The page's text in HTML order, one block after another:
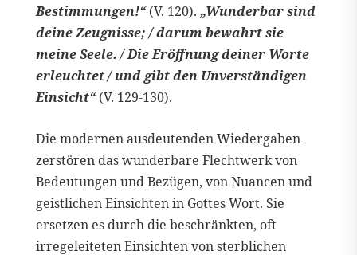
Bestimmungen!“ (V. 120). „Wunderbar sind
deine Zeugnisse; / darum bewahrt sie
meine Seele. / Die Eröffnung deiner Worte
erleuchtet / und gibt den Unverständigen
Einsicht“ (V. 129-130).
Die modernen ausdeutenden Wiedergaben
zerstören das wunderbare Flechtwerk von
Bedeutungen und Bezügen, von Nuancen und
geistlichen Einsichten in Gottes Wort. Sie
ersetzen es durch die beschränkten, oft
irregeleiteten Einsichten von sterblichen